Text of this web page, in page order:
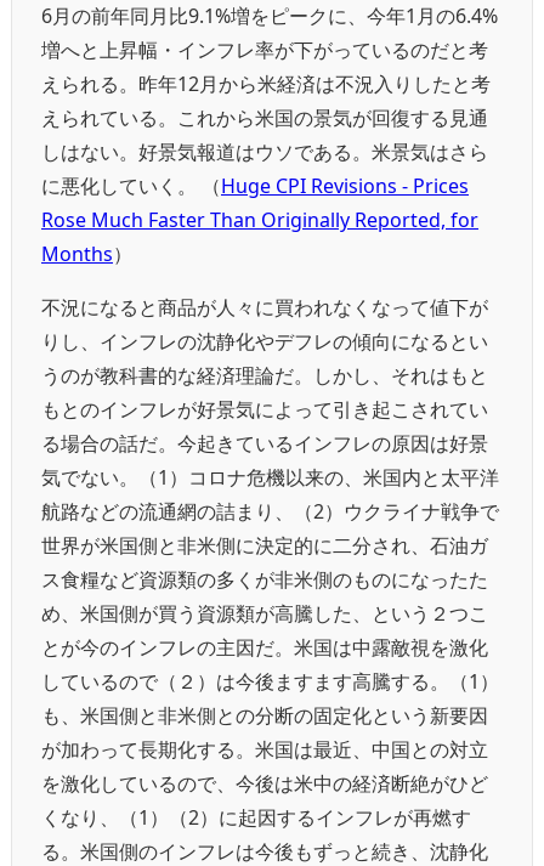
6月の前年同月比9.1%増をピークに、今年1月の6.4%
増へと上昇幅・インフレ率が下がっているのだと考
えられる。昨年12月から米経済は不況入りしたと考
えられている。これから米国の景気が回復する見通
しはない。好景気報道はウソである。米景気はさら
に悪化していく。 （Huge CPI Revisions - Prices
Rose Much Faster Than Originally Reported, for
Months）
不況になると商品が人々に買われなくなって値下が
りし、インフレの沈静化やデフレの傾向になるとい
うのが教科書的な経済理論だ。しかし、それはもと
もとのインフレが好景気によって引き起こされてい
る場合の話だ。今起きているインフレの原因は好景
気でない。（1）コロナ危機以来の、米国内と太平洋
航路などの流通網の詰まり、（2）ウクライナ戦争で
世界が米国側と非米側に決定的に二分され、石油ガ
ス食糧など資源類の多くが非米側のものになったた
め、米国側が買う資源類が高騰した、という２つこ
とが今のインフレの主因だ。米国は中露敵視を激化
しているので（２）は今後ますます高騰する。（1）
も、米国側と非米側との分断の固定化という新要因
が加わって長期化する。米国は最近、中国との対立
を激化しているので、今後は米中の経済断絶がひど
くなり、（1）（2）に起因するインフレが再燃す
る。米国側のインフレは今後もずっと続き、沈静化